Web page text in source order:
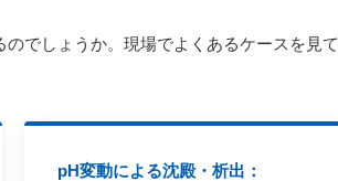
でしょうか。現場でよくあるケースを見て
pH変動による沈殿・析出：